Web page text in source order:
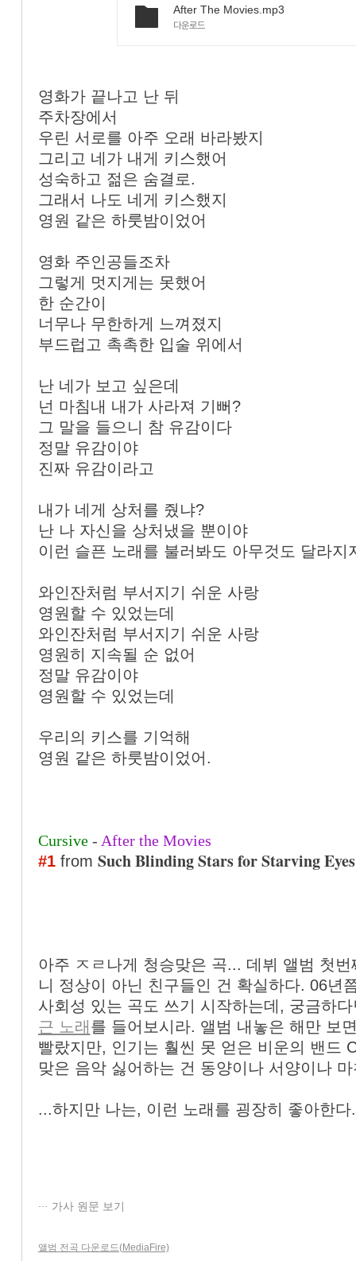
After The Movies.mp3
다운로드
영화가 끝나고 난 뒤
주차장에서
우린 서로를 아주 오래 바라봤지
그리고 네가 내게 키스했어
성숙하고 젊은 숨결로.
그래서 나도 네게 키스했지
영원 같은 하룻밤이었어
영화 주인공들조차
그렇게 멋지게는 못했어
한 순간이
너무나 무한하게 느껴졌지
부드럽고 촉촉한 입술 위에서
난 네가 보고 싶은데
넌 마침내 내가 사라져 기뻐?
그 말을 들으니 참 유감이다
정말 유감이야
진짜 유감이라고
내가 네게 상처를 줬냐?
난 나 자신을 상처냈을 뿐이야
이런 슬픈 노래를 불러봐도 아무것도 달라지
와인잔처럼 부서지기 쉬운 사랑
영원할 수 있었는데
와인잔처럼 부서지기 쉬운 사랑
영원히 지속될 순 없어
정말 유감이야
영원할 수 있었는데
우리의 키스를 기억해
영원 같은 하룻밤이었어.
Cursive- After the Movies
#1from Such Blinding Stars for Starving
아주 ㅈㄹ나게 청승맞은 곡... 데뷔 앨범 첫
니 정상이 아닌 친구들인 건 확실하다. 06년
사회성 있는 곡도 쓰기 시작하는데, 궁금하
근 노래 를 들어보시라. 앨범 내놓은 해만 보
빨랐지만, 인기는 훨씬 못 얻은 비운의 밴드
맞은 음악 싫어하는 건 동양이나 서양이나
...하지만 나는, 이런 노래를 굉장히 좋아한다.
가사 원문 보기
앨범 전곡 다운로드(MediaFire)